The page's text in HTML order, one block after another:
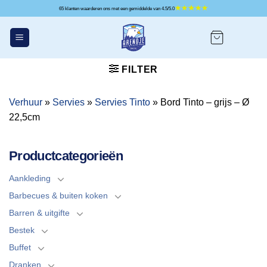
inhoud
65 klanten waarderen ons met een gemiddelde van 4.5/5.0
FILTER
Verhuur » Servies » Servies Tinto » Bord Tinto – grijs – Ø
22,5cm
Productcategorieën
Aankleding
Barbecues & buiten koken
Barren & uitgifte
Bestek
Buffet
Dranken